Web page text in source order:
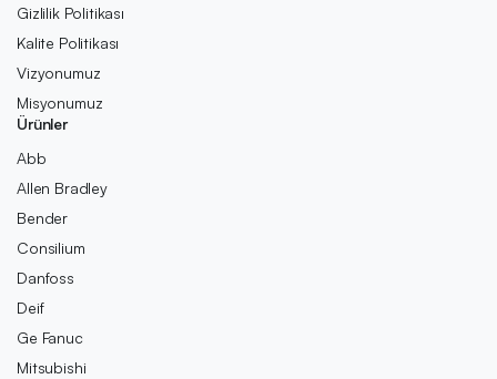
Gizlilik Politikası
Kalite Politikası
Vizyonumuz
Misyonumuz
Ürünler
Abb
Allen Bradley
Bender
Consilium
Danfoss
Deif
Ge Fanuc
Mitsubishi